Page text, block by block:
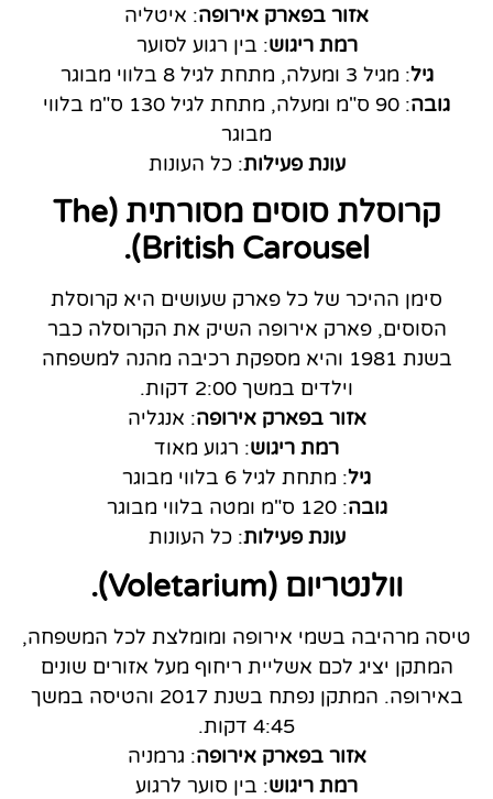
אזור בפארק אירופה: איטליה
רמת ריגוש: בין רגוע לסוער
גיל: מגיל 3 ומעלה, מתחת לגיל 8 בלווי מבוגר
גובה
: 90 ס"מ ומעלה, מתחת לגיל 130 ס"מ בלווי
מבוגר
עונת פעילות: כל העונות
קרוסלת סוסים מסורתית (The
British Carousel).
סימן ההיכר של כל פארק שעושים היא קרוסלת
הסוסים, פארק אירופה השיק את הקרוסלה כבר
בשנת 1981 והיא מספקת רכיבה מהנה למשפחה
וילדים במשך 2:00 דקות.
אזור בפארק אירופה: אנגליה
רמת ריגוש: רגוע מאוד
גיל: מתחת לגיל 6 בלווי מבוגר
גובה: 120 ס"מ ומטה בלווי מבוגר
עונת פעילות: כל העונות
וולנטריום (Voletarium).
טיסה מרהיבה בשמי אירופה ומומלצת לכל המשפחה,
המתקן יציג לכם אשליית ריחוף מעל אזורים שונים
באירופה. המתקן נפתח בשנת 2017 והטיסה במשך
4:45 דקות.
אזור בפארק אירופה: גרמניה
רמת ריגוש: בין סוער לרגוע